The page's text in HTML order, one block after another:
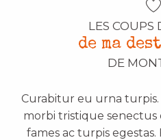
LES COUPS
de ma
DE
Curabitur eu urna
morbi tristique
fames ac turpis